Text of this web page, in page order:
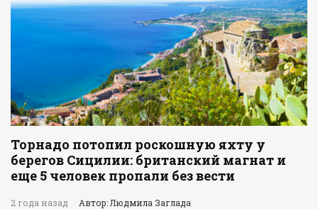
Торнадо потопил роскошную яхту у
берегов Сицилии: британский магнат и
еще 5 человек пропали без вести
2 года назад Автор: Людмила Заглада